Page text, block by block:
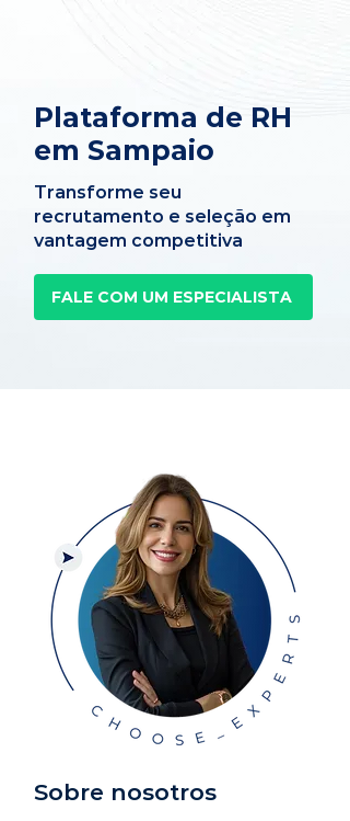
Plataforma de RH
em Sampaio
Transforme seu
recrutamento e seleção em
vantagem competitiva
FALE COM UM ESPECIALISTA
Sobre nosotros